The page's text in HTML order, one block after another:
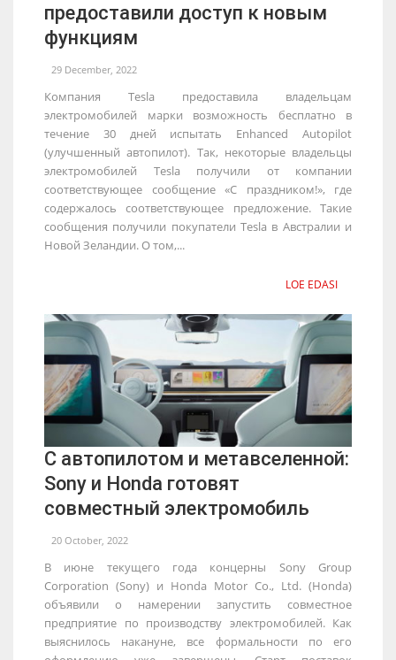
предоставили доступ к новым
функциям
29 December, 2022
Компания Tesla предоставила владельцам
электромобилей марки возможность бесплатно в
течение 30 дней испытать Enhanced Autopilot
(улучшенный автопилот). Так, некоторые владельцы
электромобилей Tesla получили от компании
соответствующее сообщение «С праздником!», где
содержалось соответствующее предложение. Такие
сообщения получили покупатели Tesla в Австралии и
Новой Зеландии. О том,...
LOE EDASI
С автопилотом и метавселенной:
Sony и Honda готовят
совместный электромобиль
20 October, 2022
В июне текущего года концерны Sony Group
Corporation (Sony) и Honda Motor Co., Ltd. (Honda)
объявили о намерении запустить совместное
предприятие по производству электромобилей. Как
выяснилось накануне, все формальности по его